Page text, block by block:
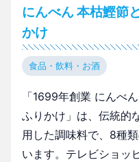
にんべん 本枯鰹節
かけ
食品・飲料・お酒
「1699年創業 にんべ
ふりかけ」は、伝統的
用した調味料で、8種
います。テレビショッ